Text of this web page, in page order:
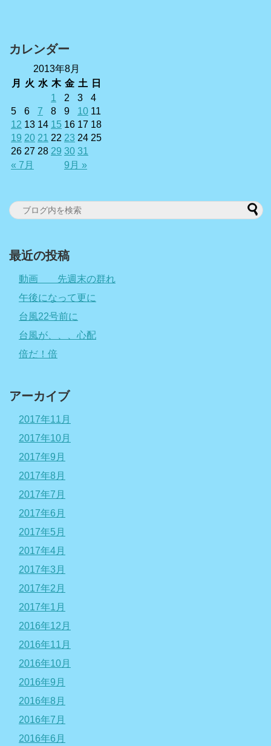
カレンダー
2013年8月
月
火 水 木 金 土 日
« 7月 9月 »
1 2 3
4
5
6 7 8 9 10 11
12 13 14 15 16 17 18
19 20 21 22 23 24 25
26 27 28 29 30 31
最近の投稿
動画 先週末の群れ
午後になって更に
台風22号前に
台風が、、、心配
倍だ！倍
アーカイブ
2017年11月
2017年10月
2017年9月
2017年8月
2017年7月
2017年6月
2017年5月
2017年4月
2017年3月
2017年2月
2017年1月
2016年12月
2016年11月
2016年10月
2016年9月
2016年8月
2016年7月
2016年6月